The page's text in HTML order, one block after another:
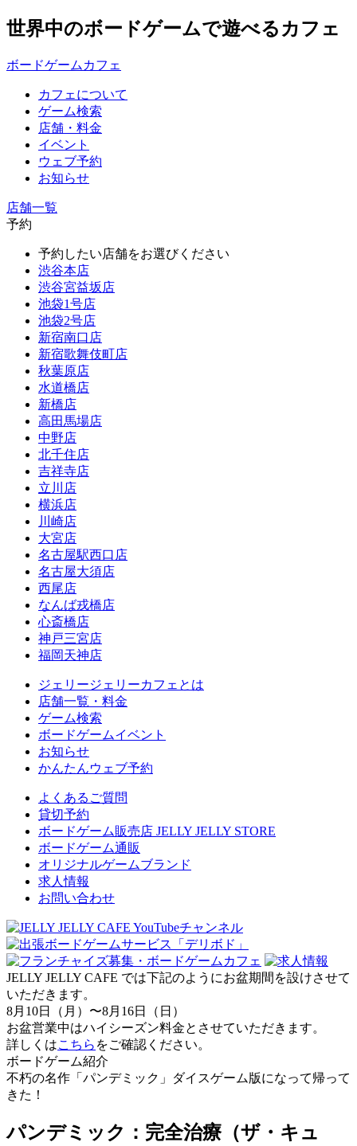
世界中のボードゲームで遊べるカフェ
ボードゲームカフェ
カフェについて
ゲーム検索
店舗・料金
イベント
ウェブ予約
お知らせ
店舗一覧
予約
予約したい店舗をお選びください
渋谷本店
渋谷宮益坂店
池袋1号店
池袋2号店
新宿南口店
新宿歌舞伎町店
秋葉原店
水道橋店
新橋店
高田馬場店
中野店
北千住店
吉祥寺店
立川店
横浜店
川崎店
大宮店
名古屋駅西口店
名古屋大須店
西尾店
なんば戎橋店
心斎橋店
神戸三宮店
福岡天神店
ジェリージェリーカフェとは
店舗一覧・料金
ゲーム検索
ボードゲームイベント
お知らせ
かんたんウェブ予約
よくあるご質問
貸切予約
ボードゲーム販売店 JELLY JELLY STORE
ボードゲーム通販
オリジナルゲームブランド
求人情報
お問い合わせ
JELLY JELLY CAFE では下記のようにお盆期間を設けさせて
いただきます。
8月10日（月）〜8月16日（日）
お盆営業中はハイシーズン料金とさせていただきます。
詳しくはこちら をご確認ください。
ボードゲーム紹介
不朽の名作「パンデミック」ダイスゲーム版になって帰って
きた！
パンデミック：完全治療（ザ・キュ